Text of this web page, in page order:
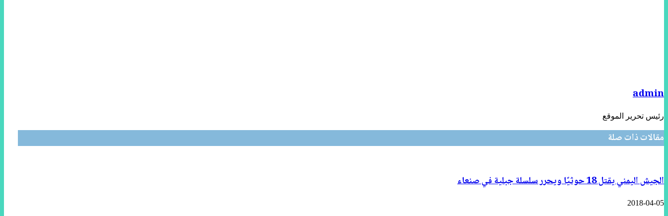
admin
رئيس تحرير الموقع
مقالات ذات صلة
الجيش اليمني يقتل 18 حوثيًا ويحرر سلسلة جبلية في صنعاء
2018-04-05